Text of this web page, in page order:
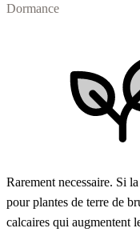
Dormance
Rarement necessaire. Si
pour plantes de terre de
calcaires qui augmentent